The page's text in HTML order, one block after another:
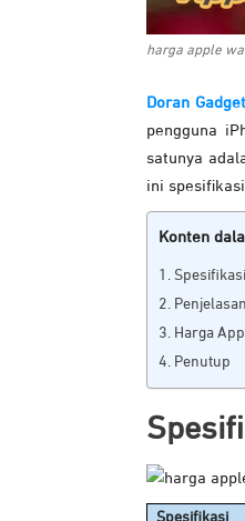
harga apple
Doran Gadget
pengguna
satunya
ini
Konten
Harga
Penutup
Spesifikasi